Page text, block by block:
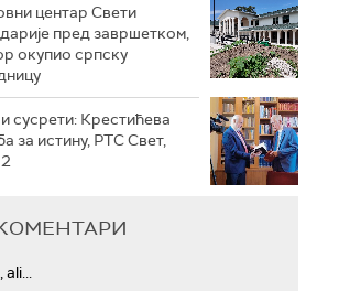
центар Свети
пред завршетком,
окупио српску
сусрети: Крестићева
за истину, РТС Свет,